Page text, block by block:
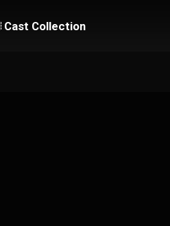
Cast Collection